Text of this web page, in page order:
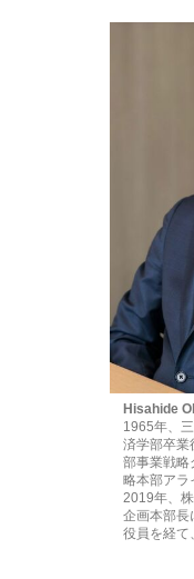
Hisahide
1965年、
済学部卒業
部事業戦略
略本部アラ
2019年、
企画本部長
役員を経て